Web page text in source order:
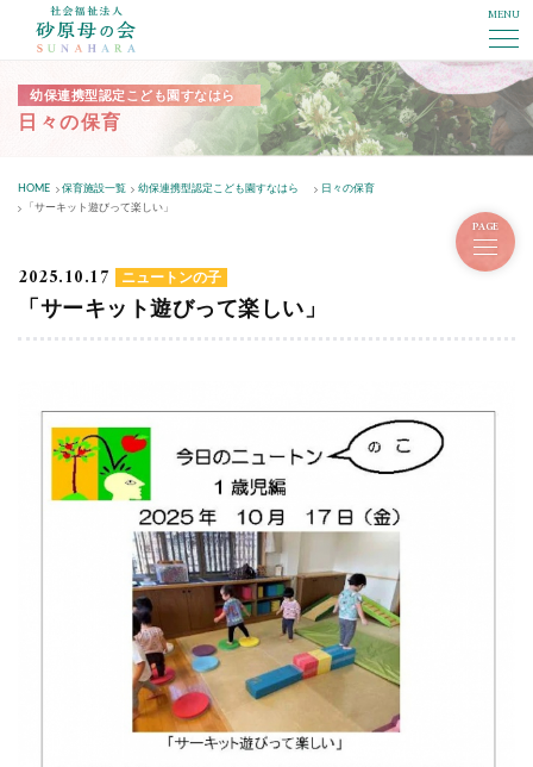
MENU
幼保連携型認定こども園すなはら
日々の保育
HOME 保育施設一覧 幼保連携型認定こども園すなはら
日々の保育
「サーキット遊びって楽しい」
PAGE
2025.10.17 ニュートンの子
「サーキット遊びって楽しい」